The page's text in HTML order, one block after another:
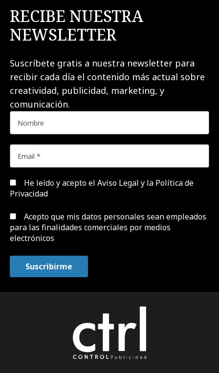
RECIBE NUESTRA
NEWSLETTER
Suscríbete gratis a nuestra newsletter para
recibir cada día el contenido más actual sobre
creatividad, publicidad, marketing, y
comunicación.
He leído y acepto el Aviso Legal y la Política de
Privacidad
Acepto que mis datos personales sean empleados
para las finalidades comerciales por medios
electrónicos